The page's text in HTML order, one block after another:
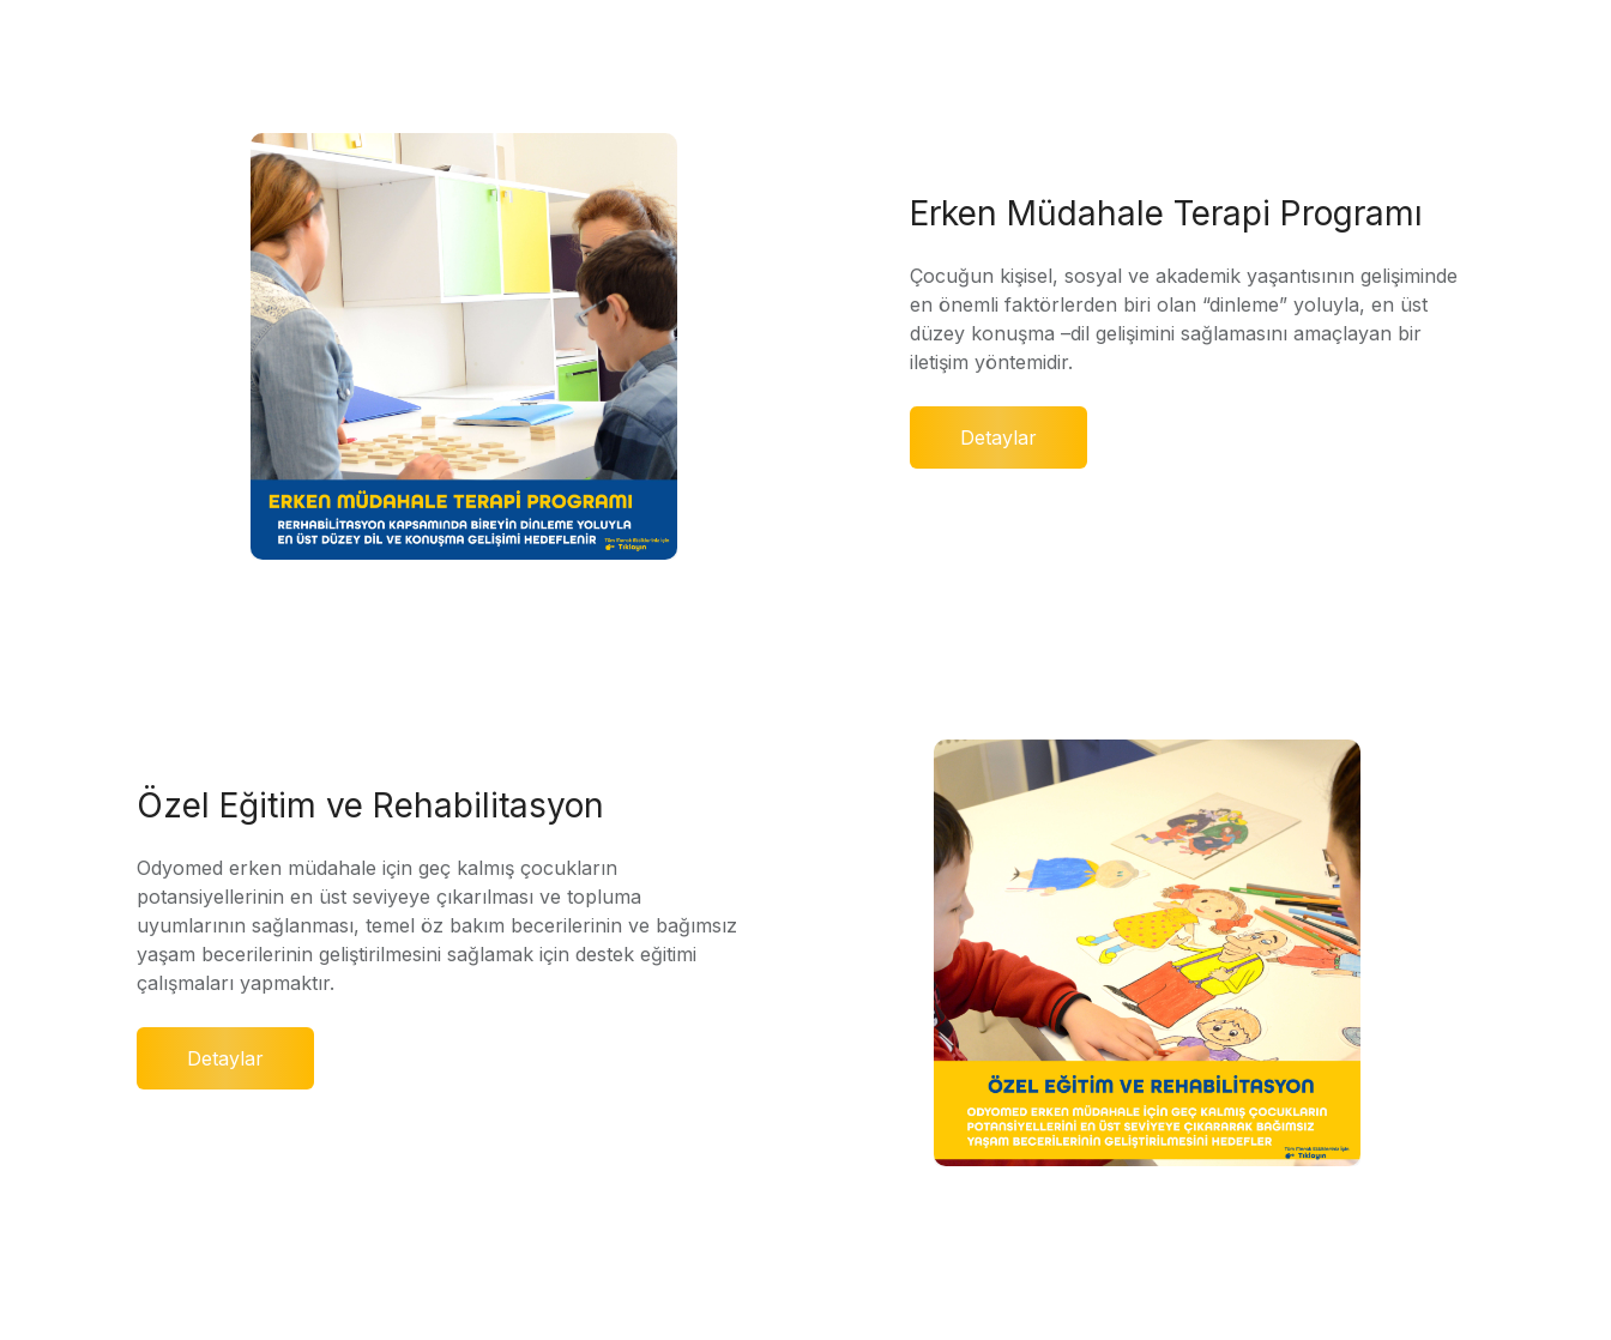
Erken Müdahale Terapi Programı
Çocuğun kişisel, sosyal ve akademik yaşantısının gelişiminde
en önemli faktörlerden biri olan “dinleme” yoluyla, en üst
düzey konuşma –dil gelişimini sağlamasını amaçlayan bir
iletişim yöntemidir.
Detaylar
Özel Eğitim ve Rehabilitasyon
Odyomed erken müdahale için geç kalmış çocukların
potansiyellerinin en üst seviyeye çıkarılması ve topluma
uyumlarının sağlanması, temel öz bakım becerilerinin ve bağımsız
yaşam becerilerinin geliştirilmesini sağlamak için destek eğitimi
çalışmaları yapmaktır.
Detaylar